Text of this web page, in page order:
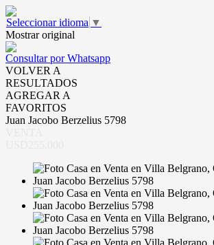
Seleccionar idioma ▼
Mostrar original
Consultar por Whatsapp
VOLVER A
RESULTADOS
AGREGAR A
FAVORITOS
Juan Jacobo Berzelius 5798